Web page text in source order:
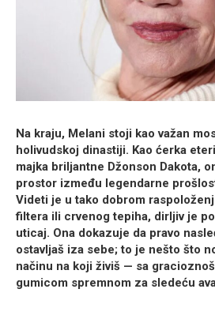
Na kraju, Melani stoji kao važan
holivudskoj dinastiji. Kao ćerka
majka briljantne Džonson Dakota,
prostor između legendarne
Videti je u tako dobrom
filtera ili crvenog tepiha, dirljiv je
uticaj. Ona dokazuje da pravo
ostavljaš iza sebe; to je nešto što
načinu na koji živiš — sa
gumicom spremnom za sledeću